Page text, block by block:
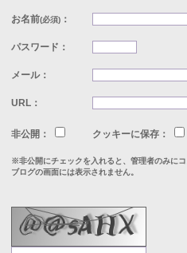
お名前(必須) ：
パスワード：
メール：
URL：
非公開： クッキーに保存：
※非公開にチェックを入れると、管理者のみに
ブログの画面には表示されません。